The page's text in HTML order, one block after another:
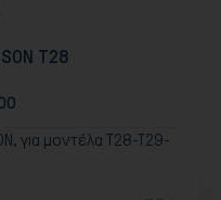
Τ28
για μοντέλα Τ28-Τ29-